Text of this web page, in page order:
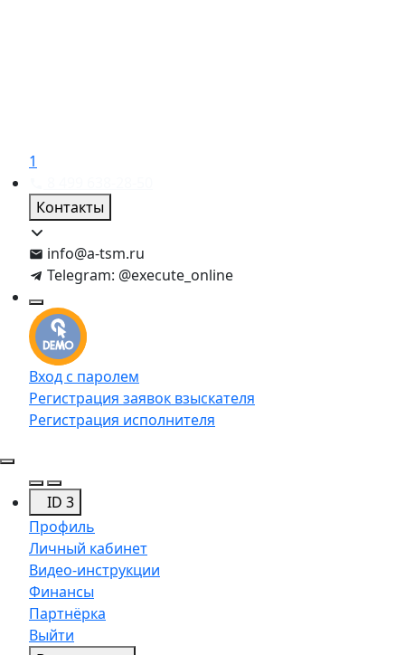
1
Контакты
info@a-tsm.ru
Telegram: @execute_online
Вход с паролем
Регистрация заявок взыскателя
Регистрация исполнителя
ID 3
Профиль
Личный кабинет
Видео-инструкции
Финансы
Партнёрка
Выйти